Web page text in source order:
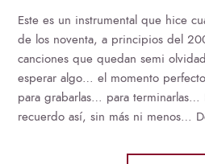
Este es un instrumental que hice
de los noventa, a principios del
canciones que quedan semi
esperar algo… el momento
para grabarlas… para
recuerdo así, sin más ni menos…